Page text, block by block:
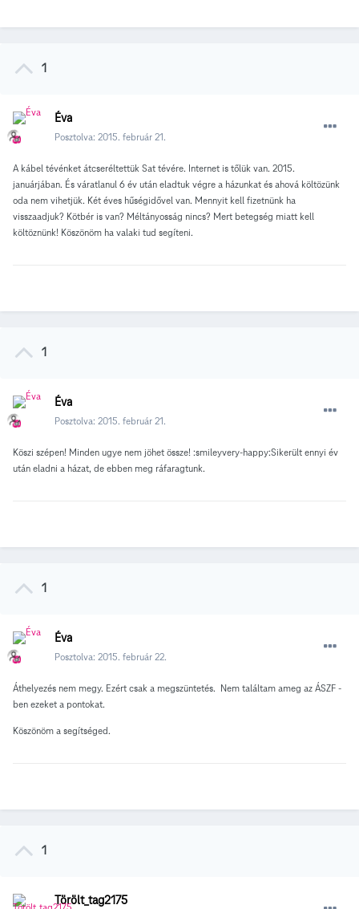
1
Éva
Posztolva: 2015. február 21.
A kábel tévénket átcseréltettük Sat tévére. Internet is tőlük van. 2015.
januárjában. És váratlanul 6 év után eladtuk végre a házunkat és ahová költözünk
oda nem vihetjük. Két éves hűségidővel van. Mennyit kell fizetnünk ha
visszaadjuk? Kötbér is van? Méltányosság nincs? Mert betegség miatt kell
költöznünk! Köszönöm ha valaki tud segíteni.
1
Éva
Posztolva: 2015. február 21.
Köszi szépen! Minden ugye nem jöhet össze! :smileyvery-happy:Sikerült ennyi év
után eladni a házat, de ebben meg ráfaragtunk.
1
Éva
Posztolva: 2015. február 22.
Áthelyezés nem megy. Ezért csak a megszüntetés. Nem találtam ameg az ÁSZF -
ben ezeket a pontokat.
Köszönöm a segítséged.
1
Törölt_tag2175